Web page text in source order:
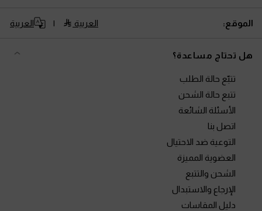
الموقع: العربية العربية
هل تحتاج مساعدة؟
تتبّع حالة الطلب
تتبع حالة الشحن
الأسئلة الشائعة
اتصل بنا
التوعية ضد الاحتيال
العضوية المميزة
الشحن والتتبع
الإرجاع والاستبدال
دليل المقاسات